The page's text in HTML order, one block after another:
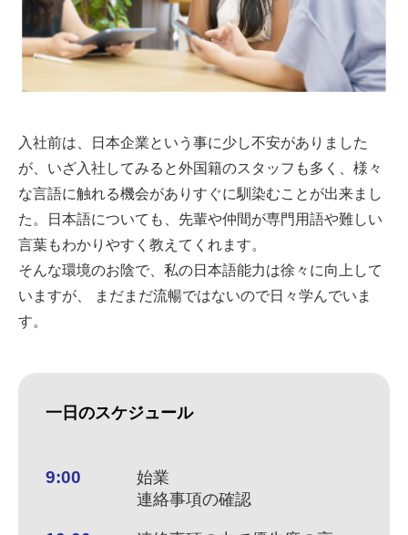
入社前は、日本企業という事に少し不安がありました
が、いざ入社してみると外国籍のスタッフも多く、様々
な言語に触れる機会がありすぐに馴染むことが出来まし
た。日本語についても、先輩や仲間が専門用語や難しい
言葉もわかりやすく教えてくれます。
そんな環境のお陰で、私の日本語能力は徐々に向上して
いますが、 まだまだ流暢ではないので日々学んでいま
す。
一日のスケジュール
9:00
始業
連絡事項の確認